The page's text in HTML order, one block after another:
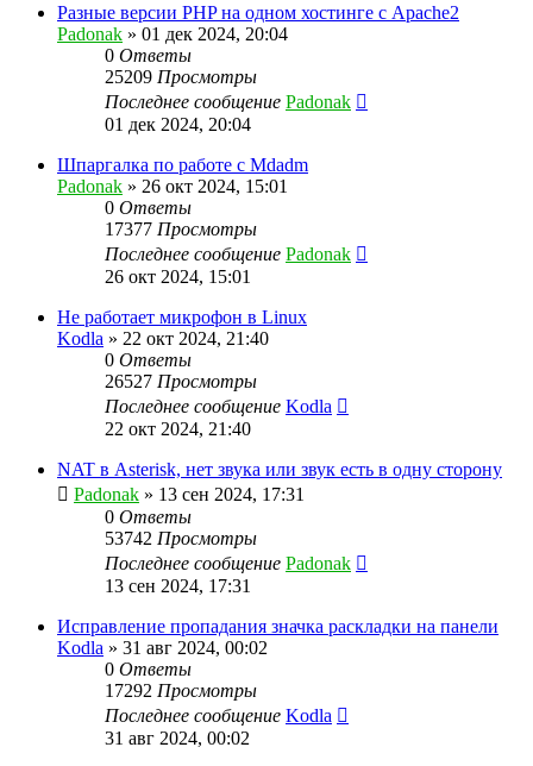
Разные версии PHP на одном хостинге с Apache2
Padonak » 01 дек 2024, 20:04
0 Ответы
25209 Просмотры
Последнее сообщение Padonak
01 дек 2024, 20:04
Шпаргалка по работе с Mdadm
Padonak » 26 окт 2024, 15:01
0 Ответы
17377 Просмотры
Последнее сообщение Padonak
26 окт 2024, 15:01
Не работает микрофон в Linux
Kodla » 22 окт 2024, 21:40
0 Ответы
26527 Просмотры
Последнее сообщение Kodla
22 окт 2024, 21:40
NAT в Asterisk, нет звука или звук есть в одну сторону
Padonak » 13 сен 2024, 17:31
0 Ответы
53742 Просмотры
Последнее сообщение Padonak
13 сен 2024, 17:31
Исправление пропадания значка раскладки на панели
Kodla » 31 авг 2024, 00:02
0 Ответы
17292 Просмотры
Последнее сообщение Kodla
31 авг 2024, 00:02